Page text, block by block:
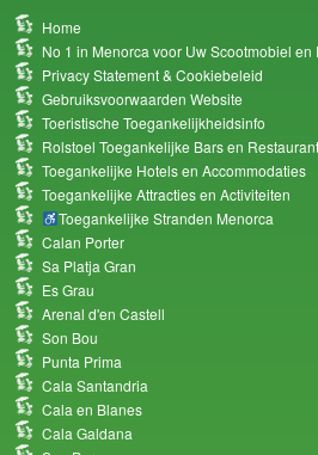
Home
No 1 in Menorca voor Uw Scootmobiel en
Privacy Statement & Cookiebeleid
Gebruiksvoorwaarden Website
Toeristische Toegankelijkheidsinfo
Rolstoel Toegankelijke Bars en
Toegankelijke Hotels en Accommodaties
Toegankelijke Attracties en Activiteiten
Toegankelijke Stranden Menorca
Calan Porter
Sa Platja Gran
Es Grau
Arenal d'en Castell
Son Bou
Punta Prima
Cala Santandria
Cala en Blanes
Cala Galdana